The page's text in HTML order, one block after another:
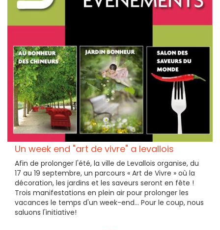
Un week end "art de vivre" a levallois
Afin de prolonger l'été, la ville de Levallois organise, du
17 au 19 septembre, un parcours « Art de Vivre » où la
décoration, les jardins et les saveurs seront en fête !
Trois manifestations en plein air pour prolonger les
vacances le temps d'un week-end... Pour le coup, nous
saluons l'initiative!